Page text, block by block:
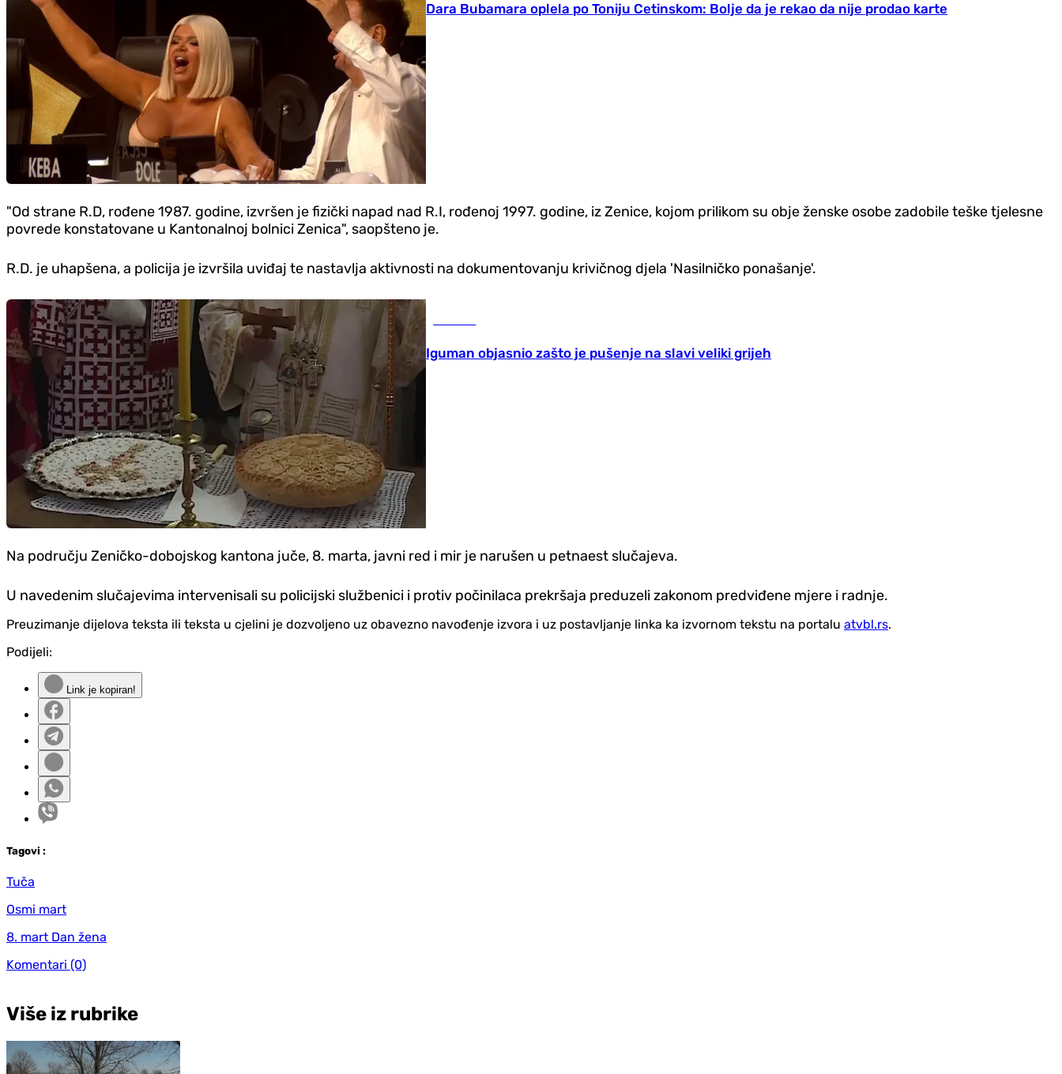
Dara Bubamara oplela po Toniju Cetinskom: Bolje da je rekao da nije prodao karte
"Od strane R.D, rođene 1987. godine, izvršen je fizički napad nad R.I, rođenoj 1997. godine, iz Zenice, kojom prilikom su obje ženske osobe zadobile teške tjelesne
povrede konstatovane u Kantonalnoj bolnici Zenica", saopšteno je.
R.D. je uhapšena, a policija je izvršila uviđaj te nastavlja aktivnosti na dokumentovanju krivičnog djela 'Nasilničko ponašanje'.
Iguman objasnio zašto je pušenje na slavi veliki grijeh
Na području Zeničko-dobojskog kantona juče, 8. marta, javni red i mir je narušen u petnaest slučajeva.
U navedenim slučajevima intervenisali su policijski službenici i protiv počinilaca prekršaja preduzeli zakonom predviđene mjere i radnje.
Preuzimanje dijelova teksta ili teksta u cjelini je dozvoljeno uz obavezno navođenje izvora i uz postavljanje linka ka izvornom tekstu na portalu atvbl.rs.
Podijeli:
Link je kopiran!
Tagovi :
Tuča
Osmi mart
8. mart Dan žena
Komentari (0)
Više iz rubrike